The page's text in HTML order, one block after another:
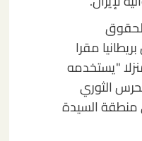
مقرا
"يستخدمه
الثوري
منطقة السيدة